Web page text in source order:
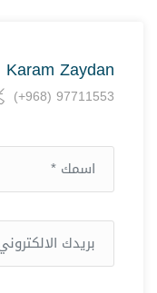
Karam Zaydan
(+968) 97711553